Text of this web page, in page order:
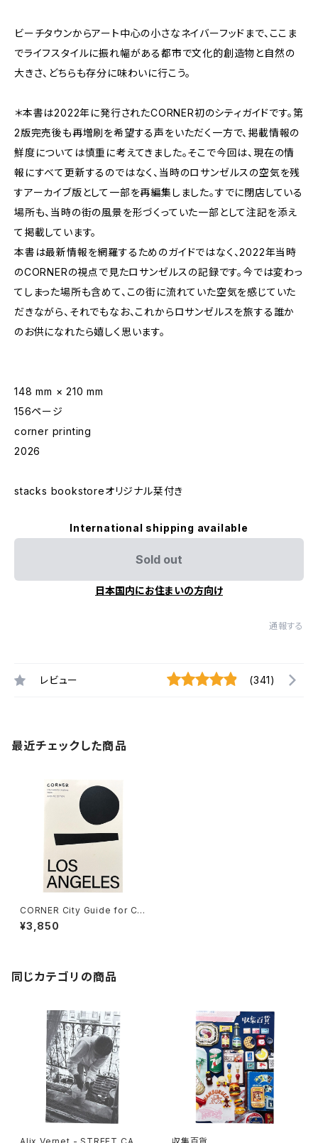
ビーチタウンからアート中心の小さなネイバーフッドまで、ここま
でライフスタイルに振れ幅がある都市で文化的創造物と自然の
大きさ、どちらも存分に味わいに行こう。
＊本書は2022年に発行されたCORNER初のシティガイドです。第
2版完売後も再増刷を希望する声をいただく一方で、掲載情報の
鮮度については慎重に考えてきました。そこで今回は、現在の情
報にすべて更新するのではなく、当時のロサンゼルスの空気を残
すアーカイブ版として一部を再編集しました。すでに閉店している
場所も、当時の街の風景を形づくっていた一部として注記を添え
て掲載しています。
本書は最新情報を網羅するためのガイドではなく、2022年当時
のCORNERの視点で見たロサンゼルスの記録です。今では変わっ
てしまった場所も含めて、この街に流れていた空気を感じていた
だきながら、それでもなお、これからロサンゼルスを旅する誰か
のお供になれたら嬉しく思います。
148 mm × 210 mm
156ページ
corner printing
2026
stacks bookstoreオリジナル栞付き
International shipping available
Sold out
日本国内にお住まいの方向け
通報する
レビュー (341)
最近チェックした商品
CORNER City Guide for Cr
eatives Issue.1 LOS ANGEL
S (ARCHIVE EDITION)
¥3,850
同じカテゴリの商品